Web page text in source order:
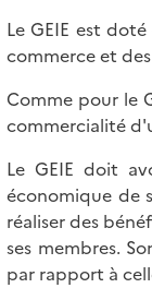
Le GEIE est
commerce et
Comme pour le
commercialité
Le GEIE doit
économique de
réaliser des
ses membres.
par rapport à